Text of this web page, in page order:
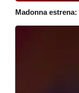
Madonna